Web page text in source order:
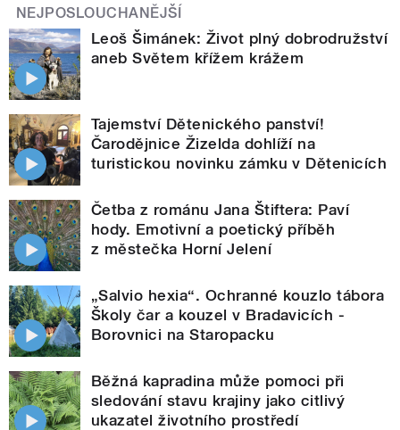
NEJPOSLOUCHANĚJŠÍ
Leoš Šimánek: Život plný dobrodružství
aneb Světem křížem krážem
Tajemství Dětenického panství!
Čarodějnice Žizelda dohlíží na
turistickou novinku zámku v Dětenicích
Četba z románu Jana Štiftera: Paví
hody. Emotivní a poetický příběh
z městečka Horní Jelení
„Salvio hexia“. Ochranné kouzlo tábora
Školy čar a kouzel v Bradavicích -
Borovnici na Staropacku
Běžná kapradina může pomoci při
sledování stavu krajiny jako citlivý
ukazatel životního prostředí